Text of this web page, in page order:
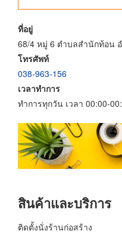
ที่อยู่
68/4 หมู่ 6 ตำบลสำนักท้อน
โทรศัพท์
038-963-156
เวลาทำการ
ทำการทุกวัน เวลา 00:00-
สินค้าและบริการ
ติดตั้งนั่งร้านก่อสร้าง